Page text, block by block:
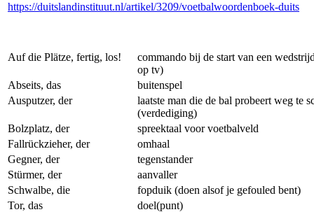
https://duitslandinstituut.nl/artikel/3209/voetbalwoordenboek-duits
Auf die Plätze, fertig, los!
commando bij de start van een
op tv)
Abseits, das
buitenspel
Ausputzer, der
laatste man die de bal probeert weg te
(verdediging)
Bolzplatz, der
spreektaal voor voetbalveld
Fallrückzieher, der
omhaal
Gegner, der
tegenstander
Stürmer, der
aanvaller
Schwalbe, die
fopduik (doen alsof je gefouled bent)
Tor, das
doel(punt)